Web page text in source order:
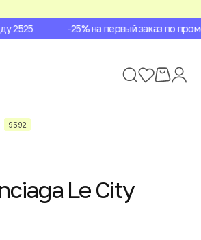
-25% на первый заказ по
9592
Le City